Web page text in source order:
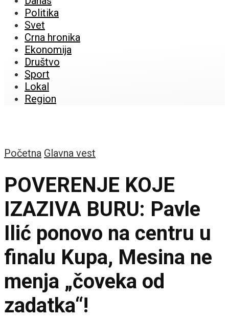
Politika
Svet
Crna hronika
Ekonomija
Društvo
Sport
Lokal
Region
Početna Glavna vest
POVERENJE KOJE
IZAZIVA BURU: Pavle
Ilić ponovo na centru u
finalu Kupa, Mesina ne
menja „čoveka od
zadatka“!